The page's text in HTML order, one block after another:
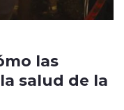
las
salud de la